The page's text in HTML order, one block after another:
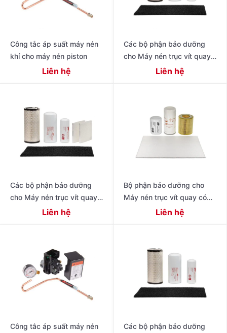
Công tắc áp suất máy nén
khí cho máy nén piston
Liên hệ
Các bộ phận bảo dưỡng
cho Máy nén trục vít quay
có dầu thế hệ tiếp theo R
Liên hệ
Các bộ phận bảo dưỡng
cho Máy nén trục vít quay
có dầu hiệu suất cao thế hệ
Liên hệ
Bộ phận bảo dưỡng cho
Máy nén trục vít quay có
dầu 4-11 kW Dòng R
Liên hệ
Công tắc áp suất máy nén
Các bộ phận bảo dưỡng